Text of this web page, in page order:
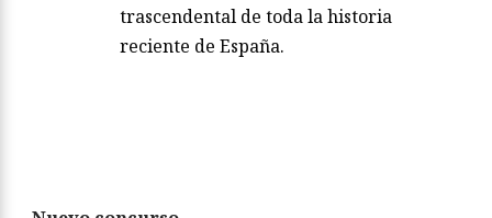
trascendental de toda la historia
reciente de España.